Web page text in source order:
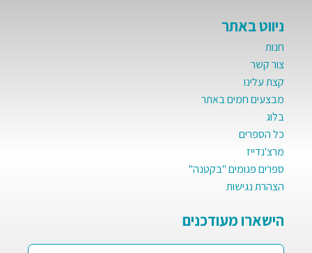
ניווט באתר
חנות
צור קשר
קצת עלינו
מבצעים חמים באתר
בלוג
כל הספרים
מרצ'נדייז
ספרים פגומים "בקטנה"
הצהרת נגישות
הישארו מעודכנים